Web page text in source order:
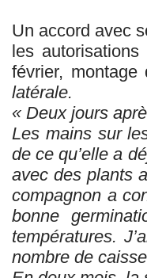
Un accord avec
les
février, montage
latérale.
« Deux jours
Les mains sur
de ce qu’elle a
avec des plants
compagnon a
bonne
températures.
nombre de